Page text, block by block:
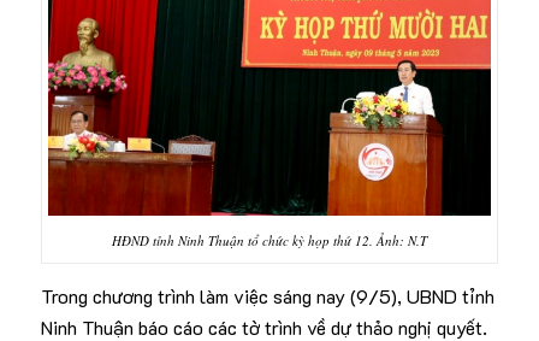
HĐND tỉnh Ninh Thuận tổ chức kỳ họp thứ 12. Ảnh: N.T
Trong chương trình làm việc sáng nay (9/5), UBND tỉnh
Ninh Thuận báo cáo các tờ trình về dự thảo nghị quyết.